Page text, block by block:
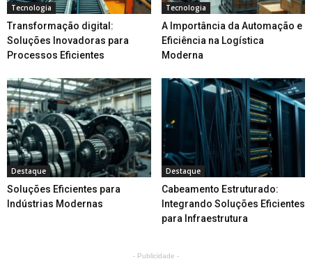
Tecnologia
Transformação digital:
Soluções Inovadoras para
Processos Eficientes
Tecnologia
A Importância da Automação e
Eficiência na Logística
Moderna
Destaque
Soluções Eficientes para
Indústrias Modernas
Destaque
Cabeamento Estruturado:
Integrando Soluções Eficientes
para Infraestrutura
- Publicidade -